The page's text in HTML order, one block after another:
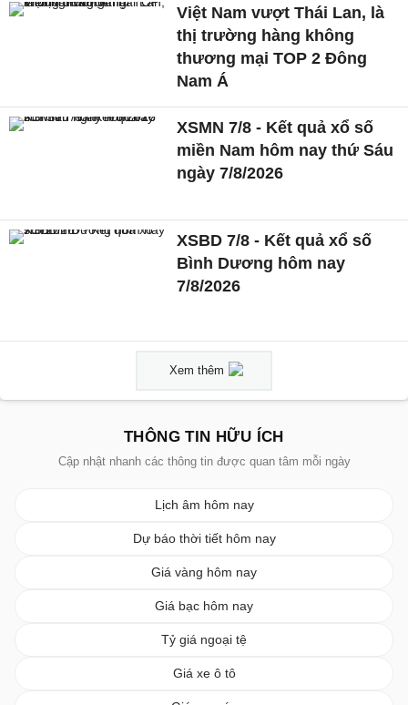
Việt Nam vượt Thái Lan, là
thị trường hàng không
thương mại TOP 2 Đông
Nam Á
XSMN 7/8 - Kết quả xổ số
miền Nam hôm nay thứ Sáu
ngày 7/8/2026
XSBD 7/8 - Kết quả xổ số
Bình Dương hôm nay
7/8/2026
Xem thêm
THÔNG TIN HỮU ÍCH
Cập nhật nhanh các thông tin được quan tâm mỗi ngày
Lịch âm hôm nay
Dự báo thời tiết hôm nay
Giá vàng hôm nay
Giá bạc hôm nay
Tỷ giá ngoại tệ
Giá xe ô tô